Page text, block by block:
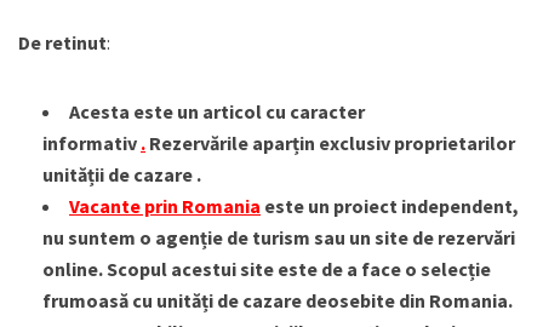
De retinut:
Acesta este un articol cu caracter
informativ . Rezervările aparțin exclusiv proprietarilor
unității de cazare .
Vacante prin Romania este un proiect independent,
nu suntem o agenție de turism sau un site de rezervări
online. Scopul acestui site este de a face o selecție
frumoasă cu unități de cazare deosebite din Romania.